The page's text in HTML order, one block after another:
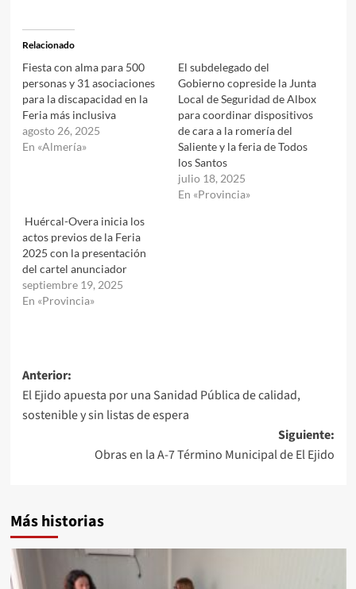
Relacionado
Fiesta con alma para 500
personas y 31 asociaciones
para la discapacidad en la
Feria más inclusiva
agosto 26, 2025
En «Almería»
El subdelegado del
Gobierno copreside la Junta
Local de Seguridad de Albox
para coordinar dispositivos
de cara a la romería del
Saliente y la feria de Todos
los Santos
julio 18, 2025
En «Provincia»
Huércal-Overa inicia los
actos previos de la Feria
2025 con la presentación
del cartel anunciador
septiembre 19, 2025
En «Provincia»
Navegación
de
entradas
Anterior:
El Ejido apuesta por una Sanidad Pública de calidad,
sostenible y sin listas de espera
Siguiente:
Obras en la A-7 Término Municipal de El Ejido
Más historias